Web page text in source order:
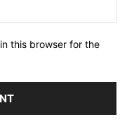
this browser for the